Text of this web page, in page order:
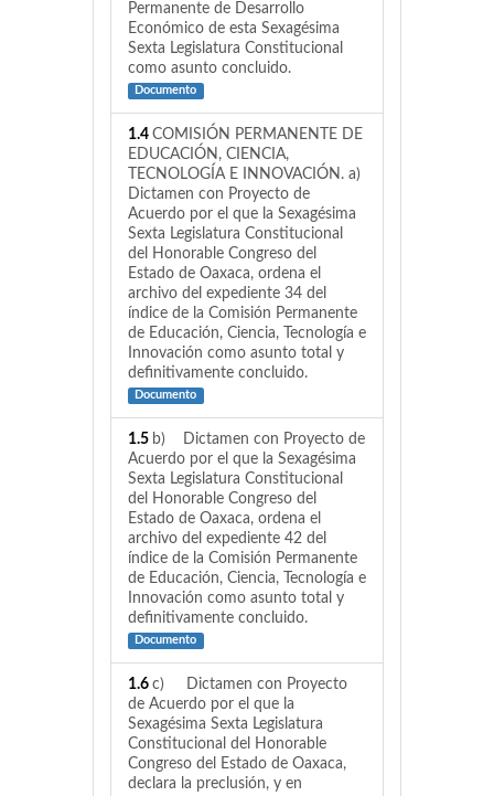
Permanente de Desarrollo
Económico de esta Sexagésima
Sexta Legislatura Constitucional
como asunto concluido.
Documento
1.4 COMISIÓN PERMANENTE DE
EDUCACIÓN, CIENCIA,
TECNOLOGÍA E INNOVACIÓN. a)
Dictamen con Proyecto de
Acuerdo por el que la Sexagésima
Sexta Legislatura Constitucional
del Honorable Congreso del
Estado de Oaxaca, ordena el
archivo del expediente 34 del
índice de la Comisión Permanente
de Educación, Ciencia, Tecnología e
Innovación como asunto total y
definitivamente concluido.
Documento
1.5 b) Dictamen con Proyecto de
Acuerdo por el que la Sexagésima
Sexta Legislatura Constitucional
del Honorable Congreso del
Estado de Oaxaca, ordena el
archivo del expediente 42 del
índice de la Comisión Permanente
de Educación, Ciencia, Tecnología e
Innovación como asunto total y
definitivamente concluido.
Documento
1.6 c) Dictamen con Proyecto
de Acuerdo por el que la
Sexagésima Sexta Legislatura
Constitucional del Honorable
Congreso del Estado de Oaxaca,
declara la preclusión, y en